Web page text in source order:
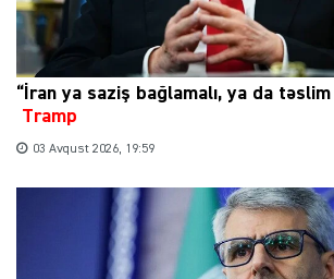
“İran ya saziş bağlamalı, ya da təslim
Tramp
03 Avqust 2026, 19:59